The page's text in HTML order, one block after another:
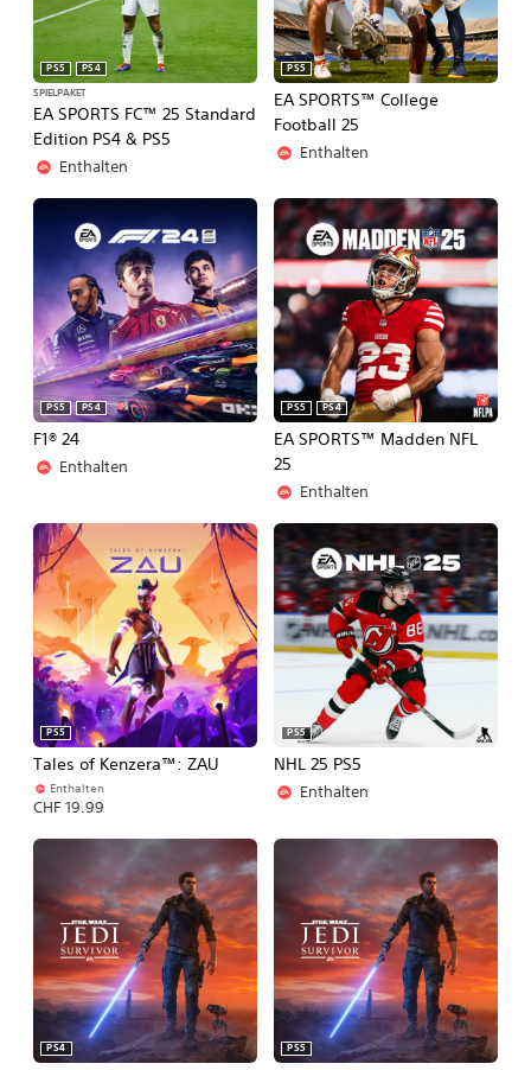
EA SPORTS FC™ 25 Standard
Edition PS4 & PS5
PS5
PS4
SPIELPAKET
Enthalten
EA SPORTS™ College
Football 25
PS5
Enthalten
F1® 24
PS5 PS4
Enthalten
EA SPORTS™ Madden NFL
25
PS5 PS4
Enthalten
Tales of Kenzera™: ZAU
PS5
Enthalten
CHF 19.99
NHL 25 PS5
PS5
Enthalten
PS4 PS5